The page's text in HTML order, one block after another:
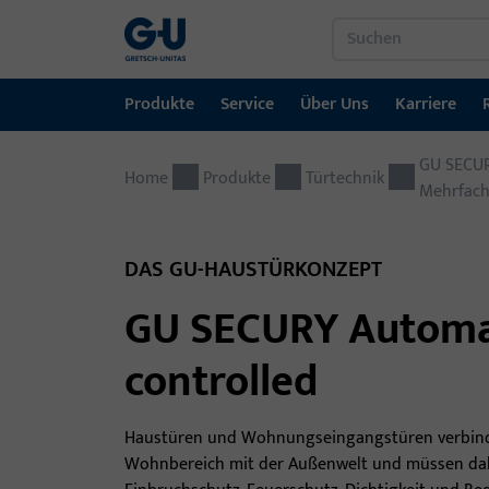
Produkte
Produkte
Türtechnik
Automatische Eingangsysteme
Montagematerial
Service
Service
Über Uns
Über Uns
Karriere
Karriere
Referenzen
Kontakt
Home Produkte Türtechnik
GU
DAS GU-HAUSTÜRKONZEPT
GU SECURY
controlled
Haustüren und Wohnungseingangstüren
Wohnbereich mit der Außenwelt und müssen